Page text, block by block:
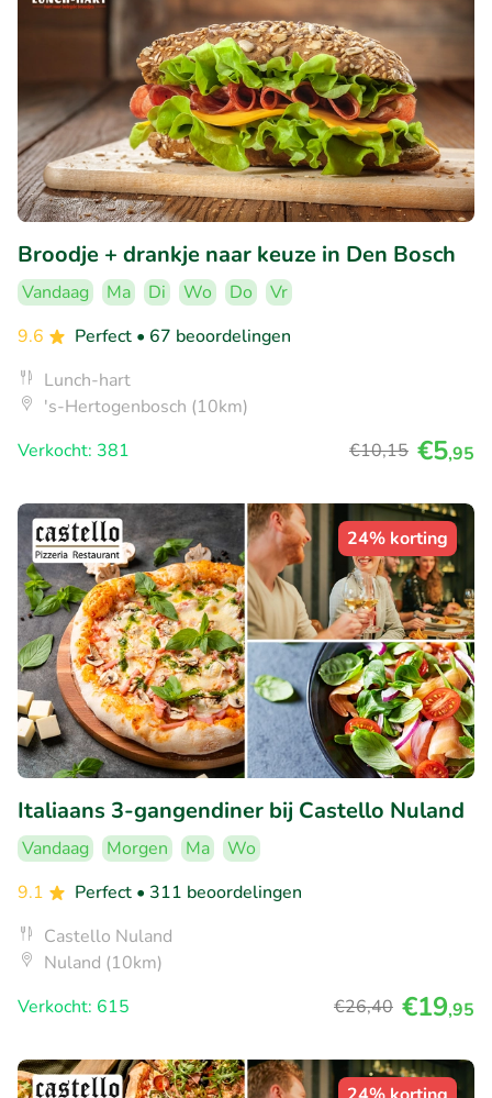
Broodje + drankje naar keuze in Den Bosch
Vandaag Ma Di Wo Do
Vr
9.6
Perfect • 67 beoordelingen
Lunch-hart
's-Hertogenbosch (10km)
Verkocht: 381
€10,15 €5,95
24% korting
Italiaans 3-gangendiner bij Castello Nuland
Vandaag Morgen Ma
Wo
9.1
Perfect • 311 beoordelingen
Castello Nuland
Nuland (10km)
Verkocht: 615
€26,40 €19,95